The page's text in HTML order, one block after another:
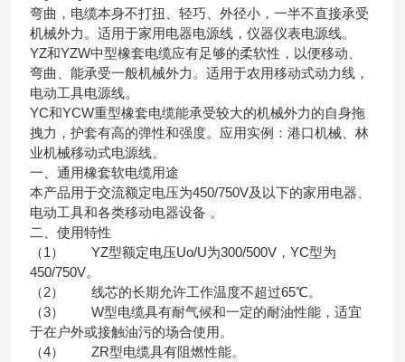
弯曲，电缆本身不打扭、轻巧、外径小，一半不直接承受
机械外力。适用于家用电器电源线，仪器仪表电源线。
YZ和YZW中型橡套电缆应有足够的柔软性，以便移动、
弯曲、能承受一般机械外力。适用于农用移动式动力线，
电动工具电源线。
YC和YCW重型橡套电缆能承受较大的机械外力的自身拖
拽力，护套有高的弹性和强度。应用实例：港口机械、林
业机械移动式电源线。
一、通用橡套软电缆用途
本产品用于交流额定电压为450/750V及以下的家用电器、
电动工具和各类移动电器设备 。
二、使用特性
（1） YZ型额定电压Uo/U为300/500V，YC型为
450/750V。
（2） 线芯的长期允许工作温度不超过65℃。
（3） W型电缆具有耐气候和一定的耐油性能，适宜
于在户外或接触油污的场合使用。
（4） ZR型电缆具有阻燃性能。